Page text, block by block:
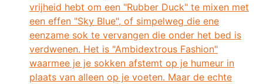
vrijheid hebt om een "Rubber Duck" te mixen met
een effen "Sky Blue", of simpelweg die ene
eenzame sok te vervangen die onder het bed is
verdwenen. Het is "Ambidextrous Fashion"
waarmee je je sokken afstemt op je humeur in
plaats van alleen op je voeten. Maar de echte